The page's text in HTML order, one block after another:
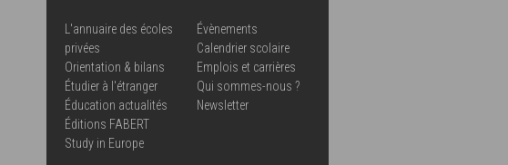
L'annuaire des écoles
privées
Orientation & bilans
Étudier à l'étranger
Éducation actualités
Éditions FABERT
Study in Europe
Évènements
Calendrier scolaire
Emplois et carrières
Qui sommes-nous ?
Newsletter